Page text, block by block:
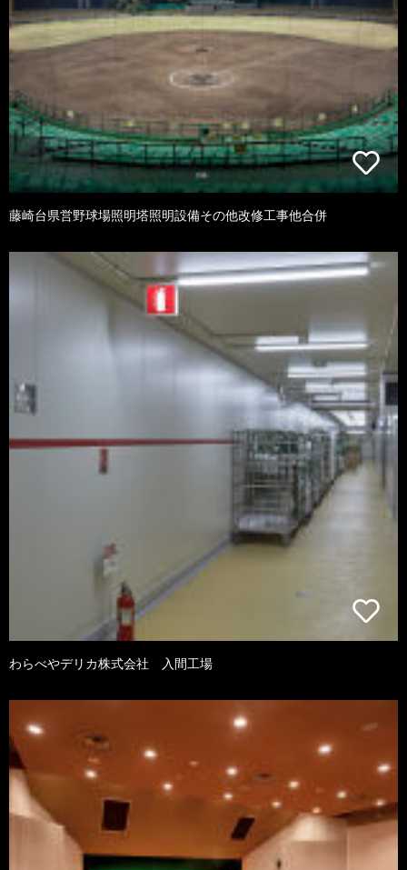
藤崎台県営野球場照明塔照明設備その他改修工事他合併
わらべやデリカ株式会社 入間工場